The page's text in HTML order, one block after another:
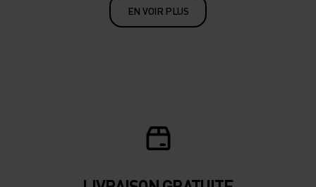
EN VOIR PLUS